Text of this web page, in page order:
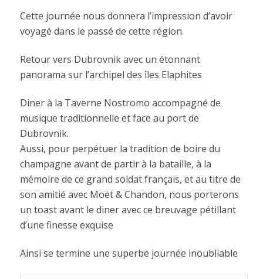
Cette journée nous donnera l’impression d’avoir
voyagé dans le passé de cette région.
Retour vers Dubrovnik avec un étonnant
panorama sur l’archipel des îles Elaphites
Diner à la Taverne Nostromo accompagné de
musique traditionnelle et face au port de
Dubrovnik.
Aussi, pour perpétuer la tradition de boire du
champagne avant de partir à la bataille, à la
mémoire de ce grand soldat français, et au titre de
son amitié avec Moët & Chandon, nous porterons
un toast avant le diner avec ce breuvage pétillant
d’une finesse exquise
Ainsi se termine une superbe journée inoubliable